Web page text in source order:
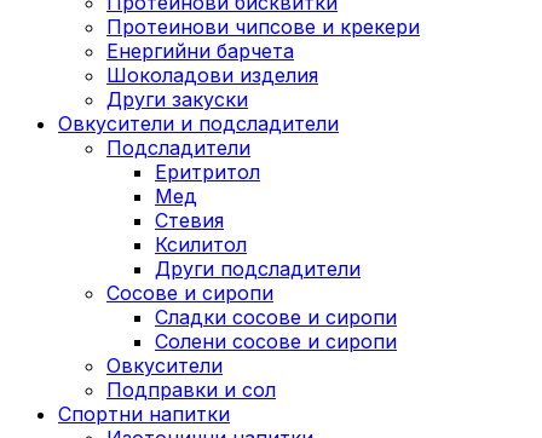
Протеинови чипсове и крекери
Енергийни барчета
Шоколадови изделия
Други закуски
Овкусители и подсладители
Подсладители
Еритритол
Мед
Стевия
Ксилитол
Други подсладители
Сосове и сиропи
Сладки сосове и сиропи
Солени сосове и сиропи
Овкусители
Подправки и сол
Спортни напитки